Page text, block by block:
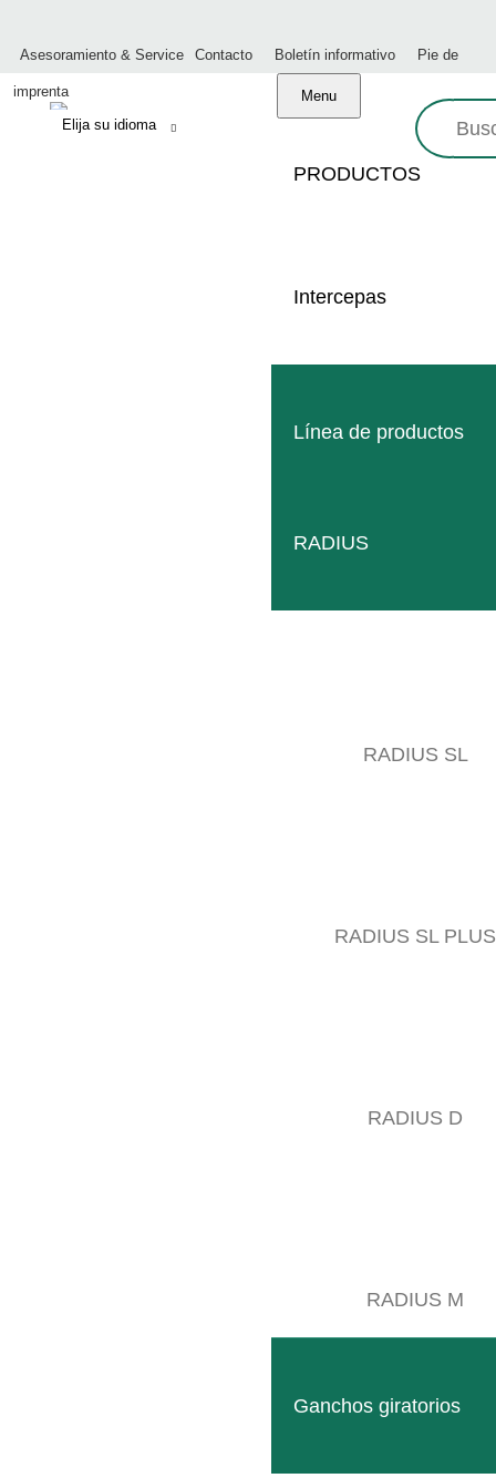
Asesoramiento & Service Contacto Boletín informativo Pie de
imprenta
Busque
en:
Menu
PRODUCTOS
Intercepas
Línea de productos
RADIUS
RADIUS SL
RADIUS SL PLUS
RADIUS D
RADIUS M
Ganchos giratorios